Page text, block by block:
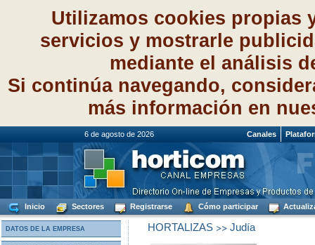
Utilizamos cookies propias
servicios y mostrarle
mediante el análisis
Si continúa navegando,
más información en
6 de agosto de 2026 Canales
Inicio Sectores Registrarse Cómo participar
DATOS DE LA EMPRESA HORTALIZAS>> Judía